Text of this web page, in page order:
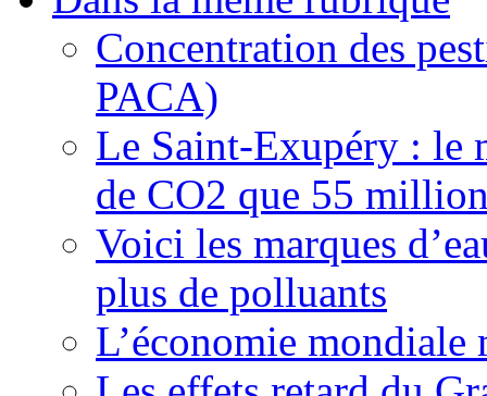
Concentration des
PACA)
Le Saint-Exupéry : le
de CO2 que 55
Voici les marques
plus de polluants
L’économie